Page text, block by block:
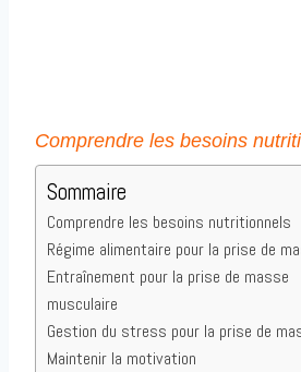
Comprendre les besoins
Sommaire
Comprendre les besoins nutritionnels
Régime alimentaire pour la prise de
Entraînement pour la prise de masse
musculaire
Gestion du stress pour la prise de
Maintenir la motivation